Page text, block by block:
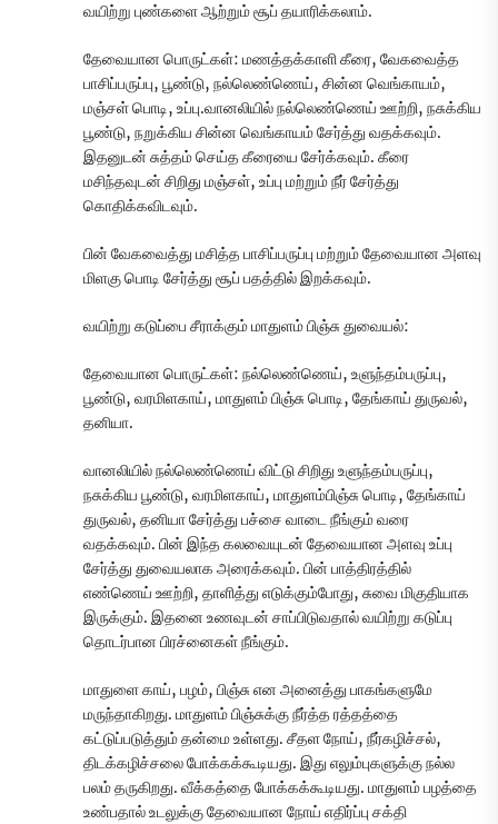
வயிற்று புண்களை ஆற்றும் சூப் தயாரிக்கலாம்.
தேவையான பொருட்கள்: மணத்தக்காளி கீரை, வேகவைத்த
பாசிப்பருப்பு, பூண்டு, நல்லெண்ணெய், சின்ன வெங்காயம்,
மஞ்சள் பொடி, உப்பு.வானலியில் நல்லெண்ணெய் ஊற்றி, நசுக்கிய
பூண்டு, நறுக்கிய சின்ன வெங்காயம் சேர்த்து வதக்கவும்.
இதனுடன் சுத்தம் செய்த கீரையை சேர்க்கவும். கீரை
மசிந்தவுடன் சிறிது மஞ்சள், உப்பு மற்றும் நீர் சேர்த்து
கொதிக்கவிடவும்.
பின் வேகவைத்து மசித்த பாசிப்பருப்பு மற்றும் தேவையான அளவு
மிளகு பொடி சேர்த்து சூப் பதத்தில் இறக்கவும்.
வயிற்று கடுப்பை சீராக்கும் மாதுளம் பிஞ்சு துவையல்:
தேவையான பொருட்கள்: நல்லெண்ணெய், உளுந்தம்பருப்பு,
பூண்டு, வரமிளகாய், மாதுளம் பிஞ்சு பொடி, தேங்காய் துருவல்,
தனியா.
வானலியில் நல்லெண்ணெய் விட்டு சிறிது உளுந்தம்பருப்பு,
நசுக்கிய பூண்டு, வரமிளகாய், மாதுளம்பிஞ்சு பொடி, தேங்காய்
துருவல், தனியா சேர்த்து பச்சை வாடை நீங்கும் வரை
வதக்கவும். பின் இந்த கலவையுடன் தேவையான அளவு உப்பு
சேர்த்து துவையலாக அரைக்கவும். பின் பாத்திரத்தில்
எண்ணெய் ஊற்றி, தாளித்து எடுக்கும்போது, சுவை மிகுதியாக
இருக்கும். இதனை உணவுடன் சாப்பிடுவதால் வயிற்று கடுப்பு
தொடர்பான பிரச்னைகள் நீங்கும்.
மாதுளை காய், பழம், பிஞ்சு என அனைத்து பாகங்களுமே
மருந்தாகிறது. மாதுளம் பிஞ்சுக்கு நீர்த்த ரத்தத்தை
கட்டுப்படுத்தும் தன்மை உள்ளது. சீதள நோய், நீர்கழிச்சல்,
திடக்கழிச்சலை போக்கக்கூடியது. இது எலும்புகளுக்கு நல்ல
பலம் தருகிறது. வீக்கத்தை போக்கக்கூடியது. மாதுளம் பழத்தை
உண்பதால் உடலுக்கு தேவையான நோய் எதிர்ப்பு சக்தி